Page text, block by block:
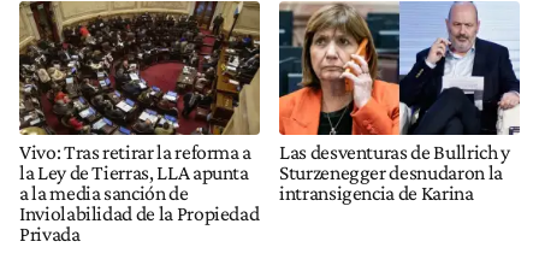
Vivo: Tras retirar la reforma a
la Ley de Tierras, LLA apunta
a la media sanción de
Inviolabilidad de la Propiedad
Privada
Las desventuras de Bullrich y
Sturzenegger desnudaron la
intransigencia de Karina